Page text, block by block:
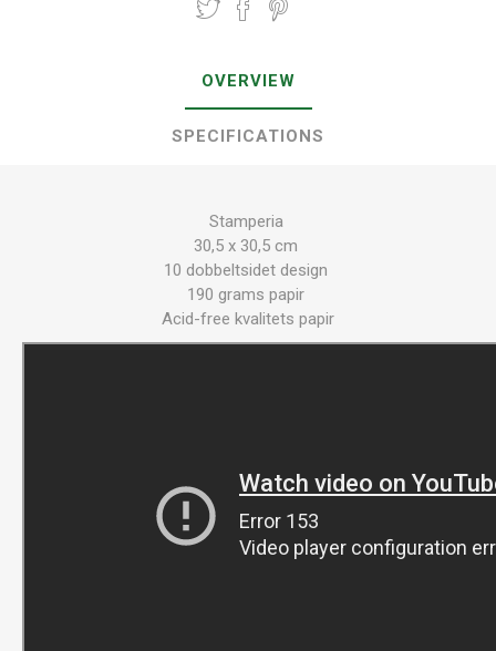
OVERVIEW
SPECIFICATIONS
Stamperia
30,5 x 30,5 cm
10 dobbeltsidet design
190 grams papir
Acid-free kvalitets papir